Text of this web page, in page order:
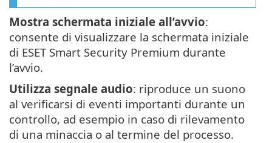
Mostra schermata iniziale all’avvio:
consente di visualizzare la schermata iniziale
di ESET Smart Security Premium durante
l’avvio.
Utilizza segnale audio: riproduce un suono
al verificarsi di eventi importanti durante un
controllo, ad esempio in caso di rilevamento
di una minaccia o al termine del processo.